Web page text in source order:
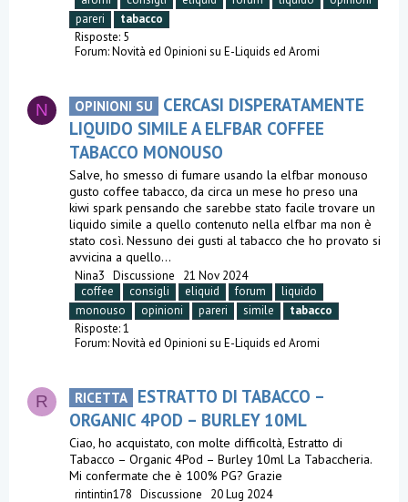
pareri
tabacco
Risposte: 5
Forum:Novità ed Opinioni su E-Liquids ed Aromi
N OPINIONI SU
CERCASI DISPERATAMENTE
LIQUIDO SIMILE A ELFBAR COFFEE
TABACCO MONOUSO
Salve, ho smesso di fumare usando la elfbar monouso
gusto coffee tabacco, da circa un mese ho preso una
kiwi spark pensando che sarebbe stato facile trovare un
liquido simile a quello contenuto nella elfbar ma non è
stato così. Nessuno dei gusti al tabacco che ho provato si
avvicina a quello...
Nina3 Discussione
21 Nov 2024
coffee
consigli eliquid forum
liquido
monouso
opinioni pareri simile
tabacco
Risposte: 1
Forum:Novità ed Opinioni su E-Liquids ed Aromi
R RICETTA
ESTRATTO DI TABACCO –
ORGANIC 4POD – BURLEY 10ML
Ciao, ho acquistato, con molte difficoltà, Estratto di
Tabacco – Organic 4Pod – Burley 10ml La Tabaccheria.
Mi confermate che è 100% PG? Grazie
rintintin178 Discussione
20 Lug 2024